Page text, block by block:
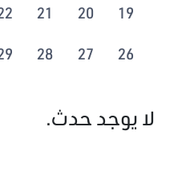
19
20
21
26
27
28
لا يوجد حدث.